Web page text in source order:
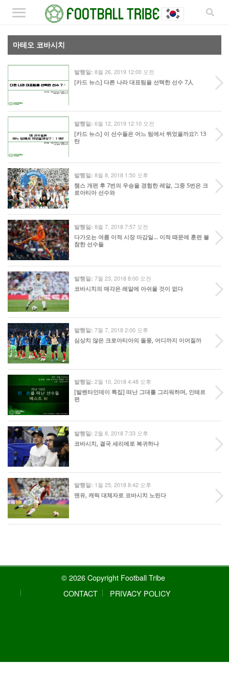
마테오 코바시치
발행일: 8월 26, 2019 12:00 오전
[카드 뉴스] 다른 나라 대표팀을 선택한 선수 7人
발행일: 6월 12, 2019 12:10 오전
[카드 뉴스] 이 선수들은 어느 팀에서 뛰었을까요?: 13
탄
발행일: 8월 8, 2018 1:50 오후
챔스 개편 후 7번의 우승을 경험한 레알, 그중 5번은 크
로아티아 선수와
발행일: 8월 7, 2018 7:57 오전
다가오는 여름 이적 시장 마감일… 이적 때문에 훈련 불
참한 선수들
발행일: 7월 23, 2018 8:00 오전
코바시치의 매각은 레알에 아쉬울 것이 없다
발행일: 7월 7, 2018 2:00 오후
심상치 않은 크로아티아의 돌풍, 어디까지 이어질까
발행일: 2월 10, 2018 4:48 오후
[발렌타인데이 특집] 떠난 그대를 그리워하며, 인테르
편
발행일: 2월 8, 2018 7:33 오후
코바시치, 결국 세리에로 복귀하나
발행일: 1월 25, 2018 8:42 오후
맨유, 캐릭 대체자로 코바시치 노린다
© 2026 Copyright Football Tribe
CONTACT
PRIVACY POLICY